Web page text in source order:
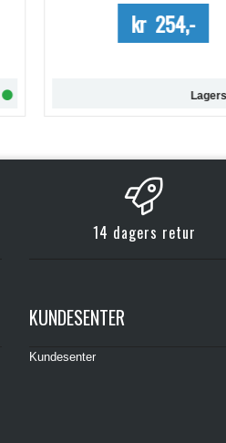
kr 254,-
14 dagers retur
KUNDESENTER
Kundesenter